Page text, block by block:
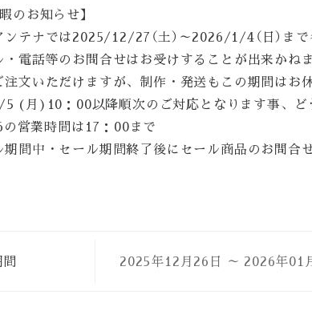
のお知らせ】
ンテナでは2025/12/27（土）～2026/1/4（日）ま
電話等のお問合せはお受けすることが出来かねま
文いただけますが、制作・発送もこの期間はお
(月)10：00以降順次のご対応となります事、ど
営業時間は17：00まで
間中・セール期間終了後にセール商品のお問合
2025年12月26日 ～ 2026年01